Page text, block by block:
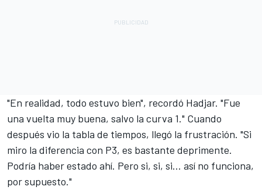
"En realidad, todo estuvo bien", recordó Hadjar. "Fue
una vuelta muy buena, salvo la curva 1." Cuando
después vio la tabla de tiempos, llegó la frustración. "Si
miro la diferencia con P3, es bastante deprimente.
Podría haber estado ahí. Pero si, si, si... así no funciona,
por supuesto."